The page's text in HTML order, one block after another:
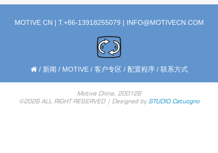
MOTIVE CN | T.+86-13918255079 | INFO@MOTIVECN.COM
/ 新闻 / MOTIVE/ 客户专区 / 配置程序/ 联系方式
Motive China, 200126
©2026 ALL RIGHT RESERVED | Designed by STUDIO Catuogno